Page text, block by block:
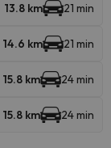
13.8 km 21 min
14.6 km 21 min
15.8 km 24 min
15.8 km 24 min